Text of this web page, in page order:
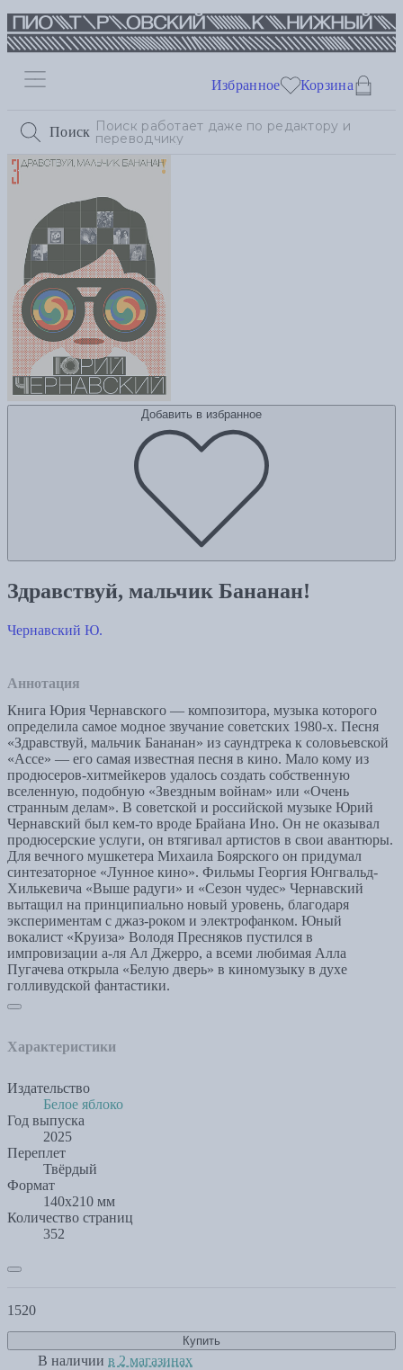
Поиск
Избранное Корзина
Добавить в избранное
Здравствуй, мальчик Бананан!
Чернавский Ю.
Аннотация
Книга Юрия Чернавского — композитора, музыка которого
определила самое модное звучание советских 1980-х. Песня
«Здравствуй, мальчик Бананан» из саундтрека к соловьевской
«Ассе» — его самая известная песня в кино. Мало кому из
продюсеров-хитмейкеров удалось создать собственную
вселенную, подобную «Звездным войнам» или «Очень
странным делам». В советской и российской музыке Юрий
Чернавский был кем-то вроде Брайана Ино. Он не оказывал
продюсерские услуги, он втягивал артистов в свои авантюры.
Для вечного мушкетера Михаила Боярского он придумал
синтезаторное «Лунное кино». Фильмы Георгия Юнгвальд-
Хилькевича «Выше радуги» и «Сезон чудес» Чернавский
вытащил на принципиально новый уровень, благодаря
экспериментам с джаз-роком и электрофанком. Юный
вокалист «Круиза» Володя Пресняков пустился в
импровизации а-ля Ал Джерро, а всеми любимая Алла
Пугачева открыла «Белую дверь» в киномузыку в духе
голливудской фантастики.
Характеристики
Издательство
Белое яблоко
Год выпуска
2025
Переплет
Твёрдый
Формат
140х210 мм
Количество страниц
352
1520
Купить
В наличии в 2 магазинах